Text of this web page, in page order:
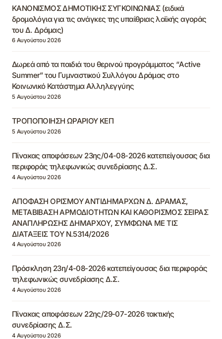
ΚΑΝΟΝΙΣΜΟΣ ΔΗΜΟΤΙΚΗΣ ΣΥΓΚΟΙΝΩΝΙΑΣ (ειδικά
δρομολόγια για τις ανάγκες της υπαίθριας λαϊκής αγοράς
του Δ. Δράμας)
6 Αυγούστου 2026
Δωρεά από τα παιδιά του θερινού προγράμματος “Active
Summer” του Γυμναστικού Συλλόγου Δράμας στο
Κοινωνικό Κατάστημα Αλληλεγγύης
5 Αυγούστου 2026
ΤΡΟΠΟΠΟΙΗΣΗ ΩΡΑΡΙΟΥ ΚΕΠ
5 Αυγούστου 2026
Πίνακας αποφάσεων 23ης/04-08-2026 κατεπείγουσας δια
περιφοράς τηλεφωνικώς συνεδρίασης Δ.Σ.
4 Αυγούστου 2026
ΑΠΟΦΑΣΗ ΟΡΙΣΜΟΥ ΑΝΤΙΔΗΜΑΡΧΩΝ Δ. ΔΡΑΜΑΣ,
ΜΕΤΑΒΙΒΑΣΗ ΑΡΜΟΔΙΟΤΗΤΩΝ ΚΑΙ ΚΑΘΟΡΙΣΜΟΣ ΣΕΙΡΑΣ
ΑΝΑΠΛΗΡΩΣΗΣ ΔΗΜΑΡΧΟΥ, ΣΥΜΦΩΝΑ ΜΕ ΤΙΣ
ΔΙΑΤΑΞΕΙΣ ΤΟΥ Ν.5314/2026
4 Αυγούστου 2026
Πρόσκληση 23η/4-08-2026 κατεπείγουσας δια περιφοράς
τηλεφωνικώς συνεδρίασης Δ.Σ.
4 Αυγούστου 2026
Πίνακας αποφάσεων 22ης/29-07-2026 τακτικής
συνεδρίασης Δ.Σ.
4 Αυγούστου 2026